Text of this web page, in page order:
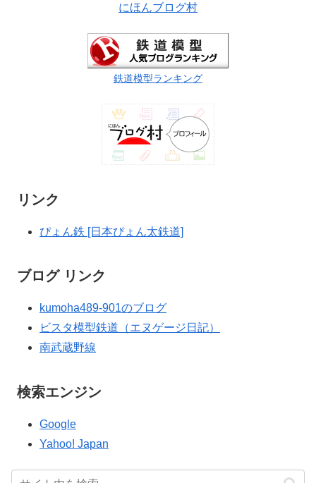
にほんブログ村
鉄道模型ランキング
リンク
ぴょん鉄 [日本ぴょん太鉄道]
ブログ リンク
kumoha489-901のブログ
ビスタ模型鉄道（エヌゲージ日記）
南武蔵野線
検索エンジン
Google
Yahoo! Japan